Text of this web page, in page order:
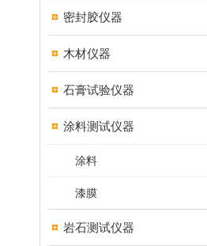
密封胶仪器
木材仪器
石膏试验仪器
涂料测试仪器
涂料
漆膜
岩石测试仪器